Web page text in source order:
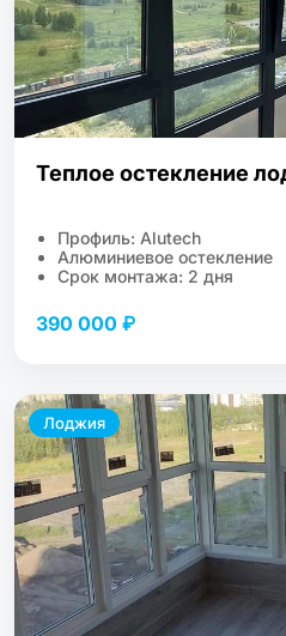
Теплое остекление
Профиль: Alutech
Алюминиевое остекление
Срок монтажа: 2 дня
390 000 ₽
Лоджия